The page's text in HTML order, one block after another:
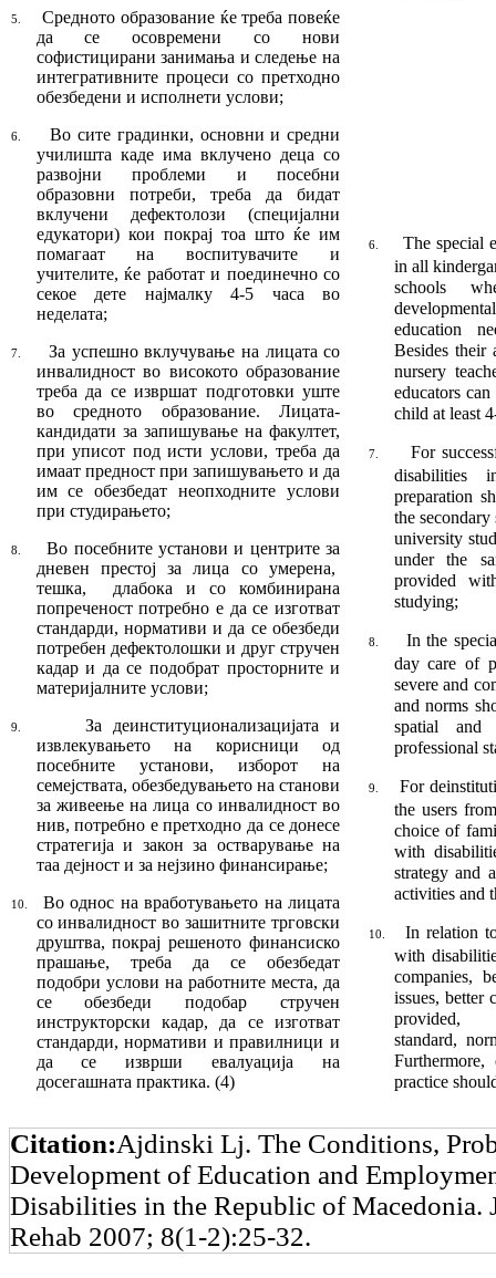
5.
Средното образование ќе треба повеќе
да се осовремени со нови
софистицирани занима­ња и следење на
интегративните процеси со претходно
обезбедени и исполнети услови;
6.
Во сите градинки, основни и средни
учи­лиш­­та каде има вклучено деца со
развојни про­блеми и посебни
образовни потреби, тре­ба да бидат
вклучени дефектолози (спе­ци­јални
едукатори) кои покрај тоа што ќе им
помагаат на воспитувачите и
учителите, ќе работат и поединечно со
секое дете нај­малку 4-5 часа во
неделата;
7.
За успешно вклучување на лицата со
инва­лид­ност во високото образование
треба да се извршат подготовки уште
во средното об­разование. Лицата-
кандидати за запишу­ва­ње на факултет,
при уписот под исти ус­ло­ви, треба да
имаат предност при запи­шу­ва­њето и да
им се обезбедат неопходните услови
при студирањето;
8.
Во посебните установи и центрите за
дне­вен престој за лица со умерена,
тешка, длабока и со комбинирана
попреченост по­треб­но е да се изготват
стандарди, нормативи и да се обезбеди
потребен дефектолошки и друг стручен
кадар и да се подобрат прос­тор­ните и
материјалните услови;
9. За деинституционализацијата и
извлекувањето на корисници од
посебните установи, изборот на
семејствата, обезбедувањето на станови
за живеење на лица со инвалидност во
нив, потребно е претходно да се донесе
стратегија и закон за остварување на
таа деј­ност и за нејзино финансирање;
10.
Во однос на вработувањето на лицата
со инвалидност во зашитните трговски
друштва, покрај решеното финансиско
прашање, треба да се обезбедат
подобри услови на работните места, да
се обезбеди подобар стручен
инструкторски кадар, да се изготват
стандарди, нормативи и правилници и
да се изврши евалуација на
досегашната практика. (4)
6.
The special
in all
schools
education
Besides their
nursery
educators
child at least
7.
For
disabili­ties
preparation
the
university
under the
provided
studying;
8.
In the
day care of
severe and
and norms
spatial and
professional
9.
For
the users
choice of
with
strategy and
activities and
10.
In relation
with
compa­nies,
issues, better
provided,
standard,
practice
Citation:Ajdinski Lj. The Conditions,
Development of Education and
Disabilities in the Republic of Macedonia.
Rehab 2007; 8(1-2):25-32.